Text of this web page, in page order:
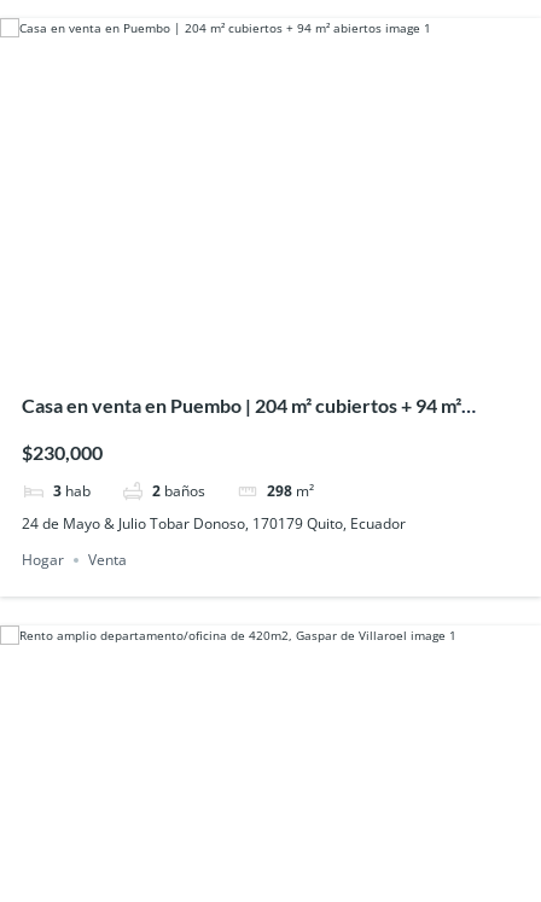
Casa en venta en Puembo | 204 m² cubiertos + 94 m²
$230,000
3 hab 2 baños 298 m²
24 de Mayo & Julio Tobar Donoso, 170179 Quito, Ecuador
Hogar
Venta